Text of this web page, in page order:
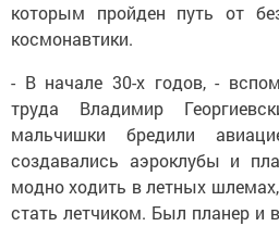
которым пройден путь от
космонавтики.
- В начале 30-х годов, -
труда Владимир
мальчишки бредили
создавались аэроклубы и
модно ходить в летных
стать летчиком. Был планер и